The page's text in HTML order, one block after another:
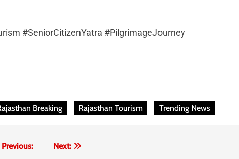
#SeniorCitizenYatra #PilgrimageJourney
Breaking Rajasthan Tourism Trending News
Previous:
Next: